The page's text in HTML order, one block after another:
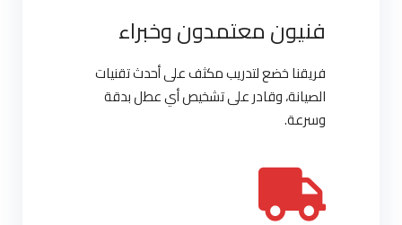
فنيون معتمدون وخبراء
فريقنا خضع لتدريب مكثف على أحدث تقنيات
الصيانة، وقادر على تشخيص أي عطل بدقة
وسرعة.